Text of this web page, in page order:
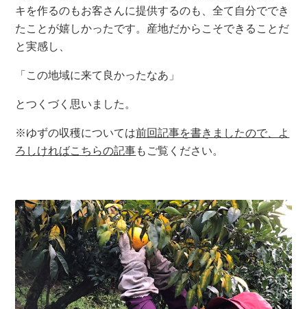
キを作るのもお客さんに提供するのも、全て自分ででき
たことが嬉しかったです。産地だからこそできることだ
と実感し、
「この地域に来て良かったなあ」
とつくづく思いました。
※ゆずの収穫については前回記事を書きましたので、よ
ろしければこちらの記事もご覧ください。